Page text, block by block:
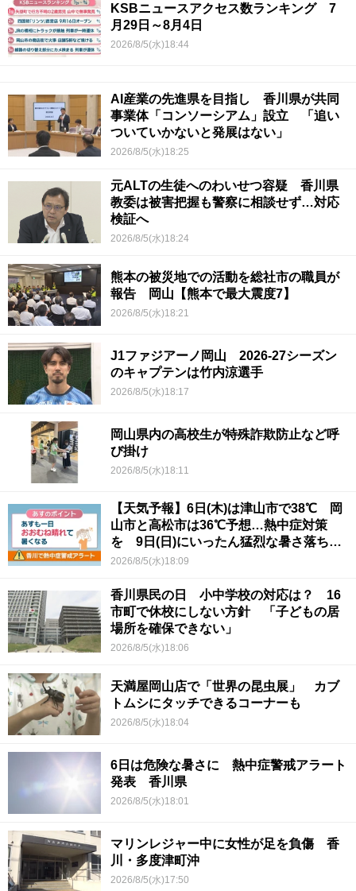
KSBニュースアクセス数ランキング 7
月29日～8月4日
2026/8/5(水)18:44
AI産業の先進県を目指し 香川県が共同
事業体「コンソーシアム」設立 「追い
ついていかないと発展はない」
2026/8/5(水)18:25
元ALTの生徒へのわいせつ容疑 香川県
教委は被害把握も警察に相談せず…対応
検証へ
2026/8/5(水)18:24
熊本の被災地での活動を総社市の職員が
報告 岡山【熊本で最大震度7】
2026/8/5(水)18:21
J1ファジアーノ岡山 2026-27シーズン
のキャプテンは竹内涼選手
2026/8/5(水)18:17
岡山県内の高校生が特殊詐欺防止など呼
び掛け
2026/8/5(水)18:11
【天気予報】6日(木)は津山市で38℃ 岡
山市と高松市は36℃予想…熱中症対策
を 9日(日)にいったん猛烈な暑さ落ち着
くか
2026/8/5(水)18:09
香川県民の日 小中学校の対応は？ 16
市町で休校にしない方針 「子どもの居
場所を確保できない」
2026/8/5(水)18:06
天満屋岡山店で「世界の昆虫展」 カブ
トムシにタッチできるコーナーも
2026/8/5(水)18:04
6日は危険な暑さに 熱中症警戒アラート
発表 香川県
2026/8/5(水)18:01
マリンレジャー中に女性が足を負傷 香
川・多度津町沖
2026/8/5(水)17:50